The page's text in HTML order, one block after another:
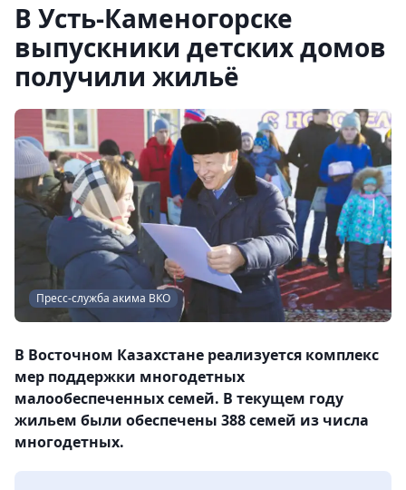
В Усть-Каменогорске
выпускники детских домов
получили жильё
Пресс-служба акима ВКО
В Восточном Казахстане реализуется комплекс
мер поддержки многодетных
малообеспеченных семей. В текущем году
жильем были обеспечены 388 семей из числа
многодетных.